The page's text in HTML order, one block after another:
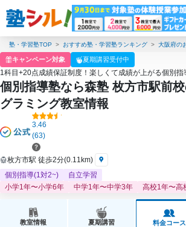
塾・学習塾TOP おすすめ塾・学習塾ランキング 大阪府の
キャンペーン対象 夏期講習受付中
1科目+20点成績保証制度！楽しくて成績が上がる個別指
個別指導塾なら森塾 枚方市駅前
グラミング教室情報
3.46
(63)
枚方市駅 徒歩2分(0.11km)
個別指導(1対2~)
自立学習
小学1年〜小学6年
中学1年〜中学3年 高校1年〜高
教室情報 夏期講習 料金コース